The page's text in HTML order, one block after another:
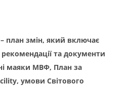
змін, який включає
та документи
маяки МВФ, План за
умови Світового